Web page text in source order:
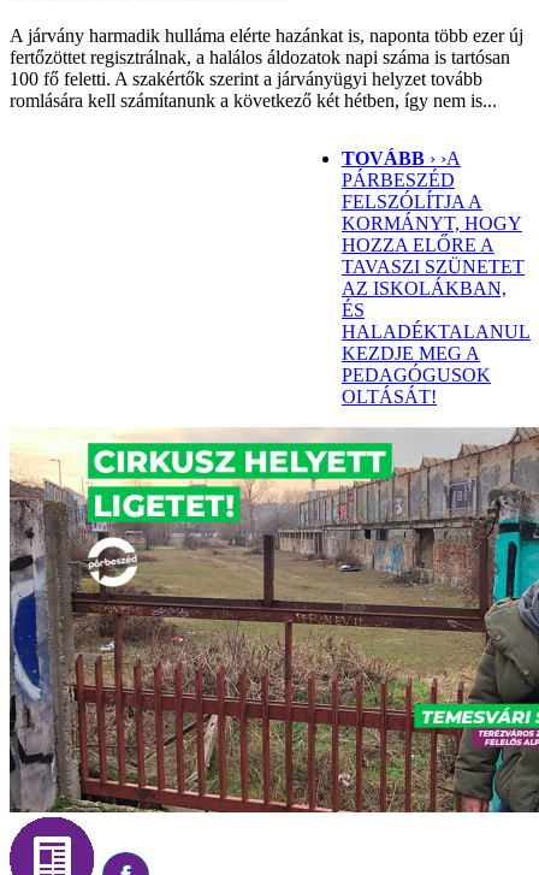
A járvány harmadik hulláma elérte hazánkat is, naponta több ezer új
fertőzöttet regisztrálnak, a halálos áldozatok napi száma is tartósan
100 fő feletti. A szakértők szerint a járványügyi helyzet tovább
romlására kell számítanunk a következő két hétben, így nem is...
TOVÁBB › ›A
PÁRBESZÉD
FELSZÓLÍTJA A
KORMÁNYT, HOGY
HOZZA ELŐRE A
TAVASZI SZÜNETET
AZ ISKOLÁKBAN,
ÉS
HALADÉKTALANUL
KEZDJE MEG A
PEDAGÓGUSOK
OLTÁSÁT!